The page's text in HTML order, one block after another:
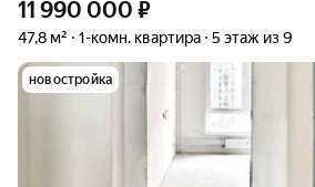
11 990 000 ₽
47,8 м² 1-комн. квартира 5 этаж из 9
новостройка